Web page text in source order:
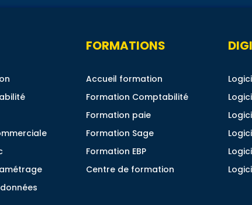
FORMATIONS
Accueil formation
Formation Comptabilité
Formation paie
Formation Sage
Formation EBP
Centre de formation